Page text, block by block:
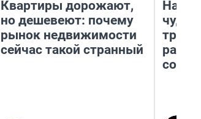
Квартиры дорожают,
но дешевеют: почему
рынок недвижимости
сейчас такой странный